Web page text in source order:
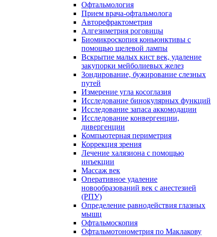
Офтальмология
Прием врача-офтальмолога
Авторефрактометрия
Алгезиметрия роговицы
Биомикроскопия коньюнктивы с
помощью щелевой лампы
Вскрытие малых кист век, удаление
закупорки мейболиевых желез
Зондирование, бужирование слезных
путей
Измерение угла косоглазия
Исследование бинокулярных функций
Исследование запаса аккомодации
Исследование конвергенции,
дивергенции
Компьютерная периметрия
Коррекция зрения
Лечение халязиона с помощью
инъекции
Массаж век
Оперативное удаление
новообразований век с анестезией
(РПУ)
Определение равнодействия глазных
мышц
Офтальмоскопия
Офтальмотонометрия по Маклакову